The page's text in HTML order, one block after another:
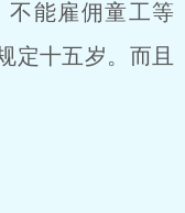
不能雇佣童工等
定十五岁。而且